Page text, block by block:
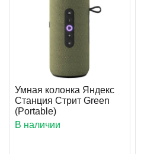
Умная колонка Яндекс
Станция Стрит Green
(Portable)
В наличии